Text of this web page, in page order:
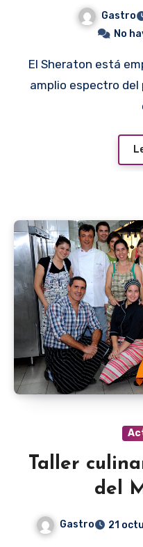
Gastro
No
El Sheraton está empeñado en abarcar el más
amplio espectro
Taller
del
Gastro 21